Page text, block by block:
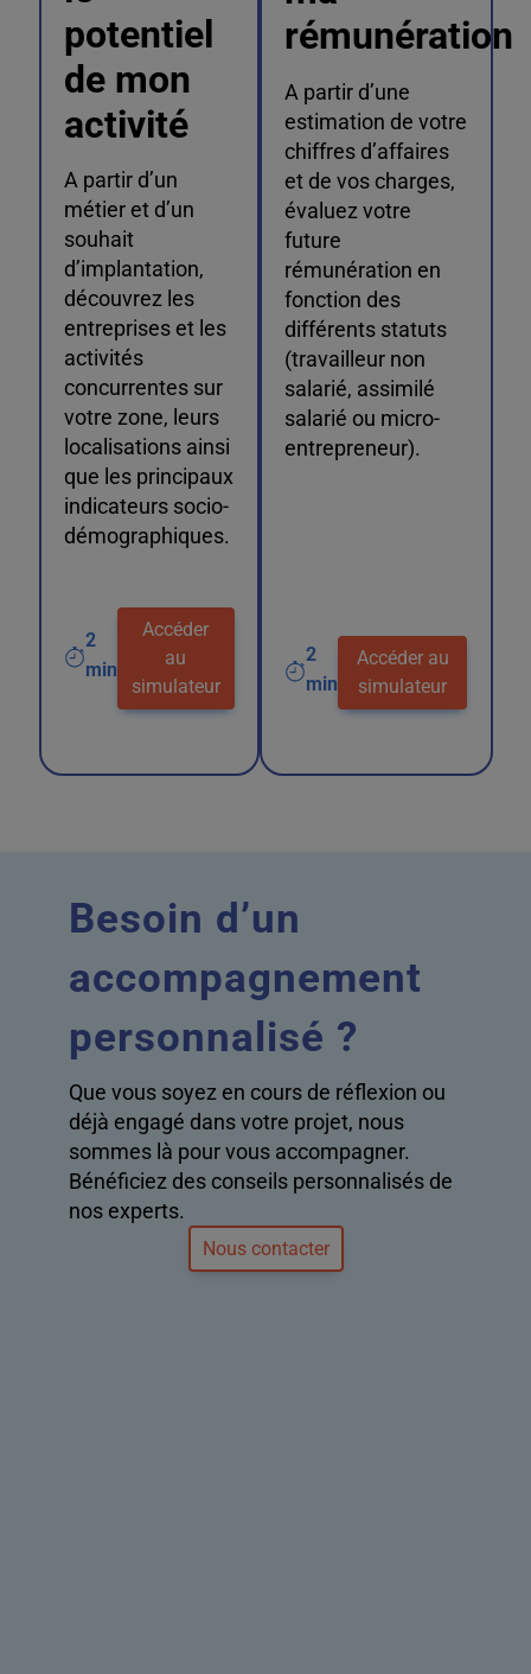
potentiel
de mon
activité
A partir d’un
métier et d’un
souhait
d’implantation,
découvrez les
entreprises et les
activités
concurrentes sur
votre zone, leurs
localisations ainsi
que les principaux
indicateurs socio-
démographiques.
2
min
Accéder
au
simulateur
rémunération
A partir d’une
estimation de votre
chiffres d’affaires
et de vos charges,
évaluez votre
future
rémunération en
fonction des
différents statuts
(travailleur non
salarié, assimilé
salarié ou micro-
entrepreneur).
2
min
Accéder au
simulateur
Besoin d’un
accompagnement
personnalisé ?
Que vous soyez en cours de réflexion ou
déjà engagé dans votre projet, nous
sommes là pour vous accompagner.
Bénéficiez des conseils personnalisés de
nos experts.
Nous contacter